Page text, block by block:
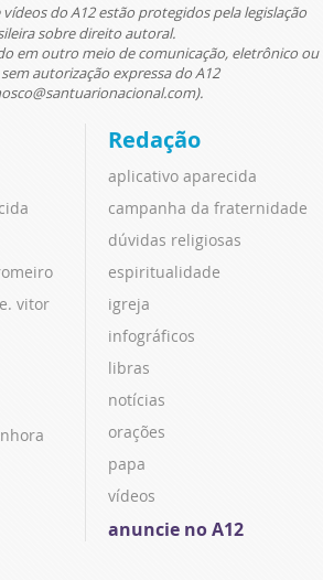
do A12 estão protegidos pela legislação
sobre direito autoral.
em outro meio de comunicação, eletrônico ou
autorização expressa do A12
vitor
Redação
aplicativo aparecida
campanha da fraternidade
dúvidas religiosas
espiritualidade
igreja
infográficos
libras
notícias
orações
papa
vídeos
anuncie no A12